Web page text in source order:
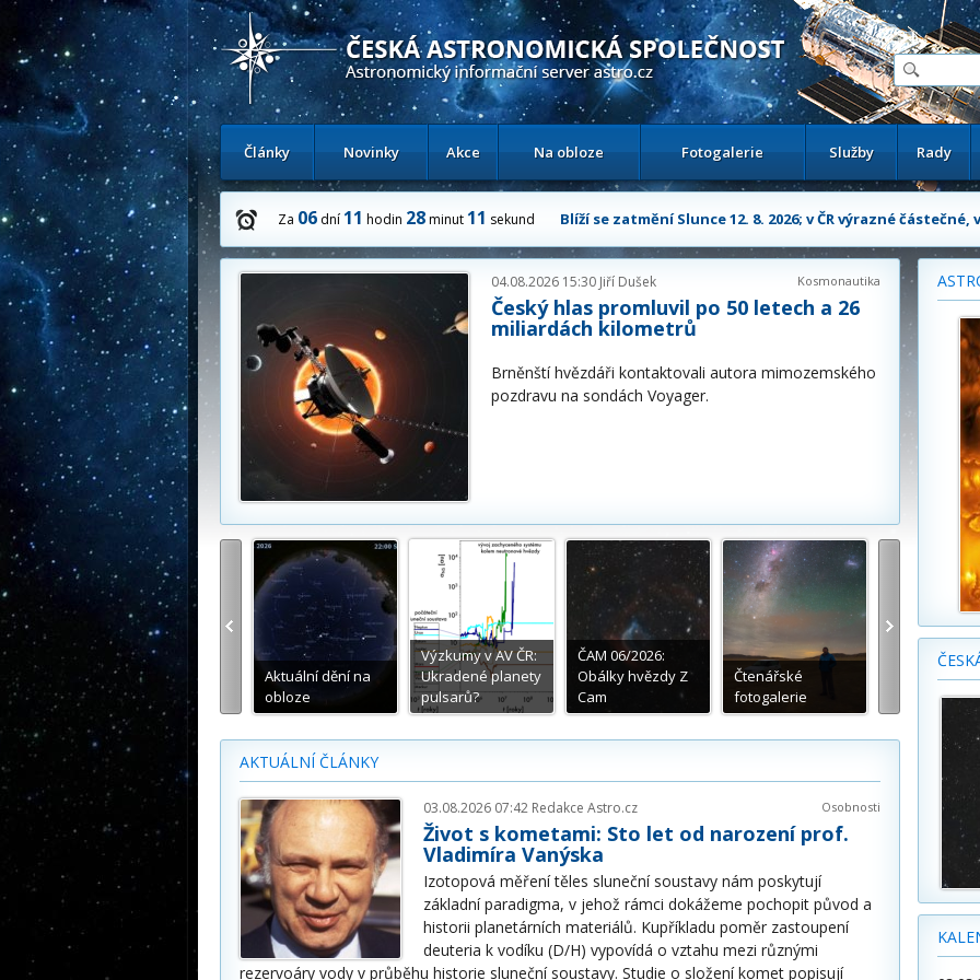
Česká astronomická společnost - Informační astronomický server
Články Novinky Akce Na obloze Fotogalerie Služby Rady
Za 06 dní 11 hodin 28minut 09 sekund Blíží se zatmění Slunce 12. 8. 2026; v ČR výrazné
04.08.2026 15:30 Jiří Dušek Kosmonautika
Český hlas promluvil po 50 letech a 26
miliardách kilometrů
Brněnští hvězdáři kontaktovali autora mimozemského
pozdravu na sondách Voyager.
ASTRO@PRAHA.2026
Aktuální dění na
obloze
Výzkumy v AV ČR:
Ukradené planety
pulsarů?
ČAM 06/2026:
Obálky hvězdy Z
Cam
Čtenářské
fotogalerie
AKTUÁLNÍ ČLÁNKY
03.08.2026 07:42 Redakce Astro.cz Osobnosti
Život s kometami: Sto let od narození prof.
Vladimíra Vanýska
Izotopová měření těles sluneční soustavy nám poskytují
základní paradigma, v jehož rámci dokážeme pochopit původ a
historii planetárních materiálů. Kupříkladu poměr zastoupení
deuteria k vodíku (D/H) vypovídá o vztahu mezi různými
rezervoáry vody v průběhu historie sluneční soustavy. Studie o složení komet popisují